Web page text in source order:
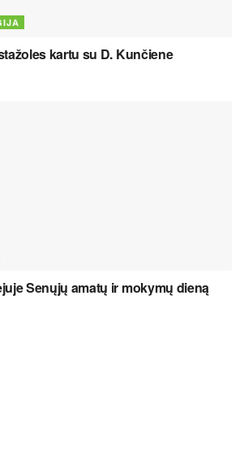
kartu su D. Kunčiene
Senųjų amatų ir mokymų dieną